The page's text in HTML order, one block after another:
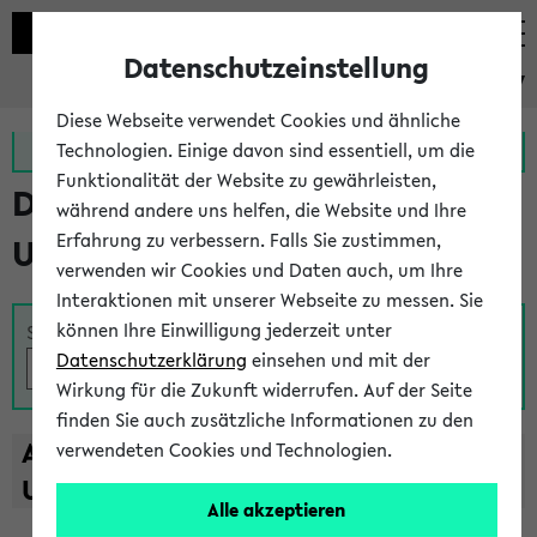
eKVV
Zur MeineUni App Zum MeineUni Portal
Das Lehrangebot der
Universität Bielefeld
Suche
A B C D E F G H I J K L M N O
U
V W X Y
Z
Datenschutzeinstellung
Diese Webseite verwendet Cookies und ähnliche
Technologien. Einige davon sind essentiell, um die
Funktionalität der Website zu gewährleisten,
während andere uns helfen, die Website und Ihre
Erfahrung zu verbessern. Falls Sie zustimmen,
verwenden wir Cookies und Daten auch, um Ihre
Interaktionen mit unserer Webseite zu messen. Sie
können Ihre Einwilligung jederzeit unter
Datenschutzerklärung einsehen und mit der
Wirkung für die Zukunft widerrufen. Auf der Seite
finden Sie auch zusätzliche Informationen zu den
verwendeten Cookies und Technologien.
Alle akzeptieren